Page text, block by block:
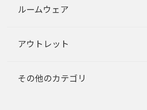
ルームウェア
アウトレット
その他のカテゴリ